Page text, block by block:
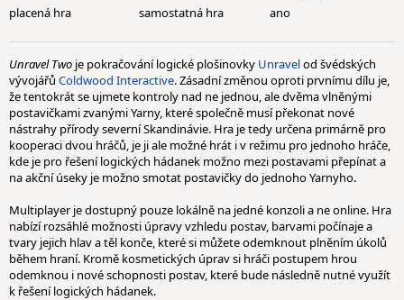
placená hra
samostatná hra
ano
Unravel Two je pokračování logické plošinovky Unravelod švédských
vývojářů Coldwood Interactive. Zásadní změnou oproti prvnímu dílu je,
že tentokrát se ujmete kontroly nad ne jednou, ale dvěma vlněnými
postavičkami zvanými Yarny, které společně musí překonat nové
nástrahy přírody severní Skandinávie. Hra je tedy určena primárně pro
kooperaci dvou hráčů, je ji ale možné hrát i v režimu pro jednoho hráče,
kde je pro řešení logických hádanek možno mezi postavami přepínat a
na akční úseky je možno smotat postavičky do jednoho Yarnyho.
Multiplayer je dostupný pouze lokálně na jedné konzoli a ne online. Hra
nabízí rozsáhlé možnosti úpravy vzhledu postav, barvami počínaje a
tvary jejich hlav a těl konče, které si můžete odemknout plněním úkolů
během hraní. Kromě kosmetických úprav si hráči postupem hrou
odemknou i nové schopnosti postav, které bude následně nutné využít
k řešení logických hádanek.